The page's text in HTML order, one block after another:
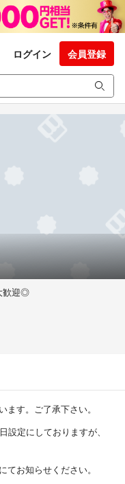
ログイン 会員登録
歓迎◎
す。ご了承下さい。
定にしておりますが、
お知らせください。